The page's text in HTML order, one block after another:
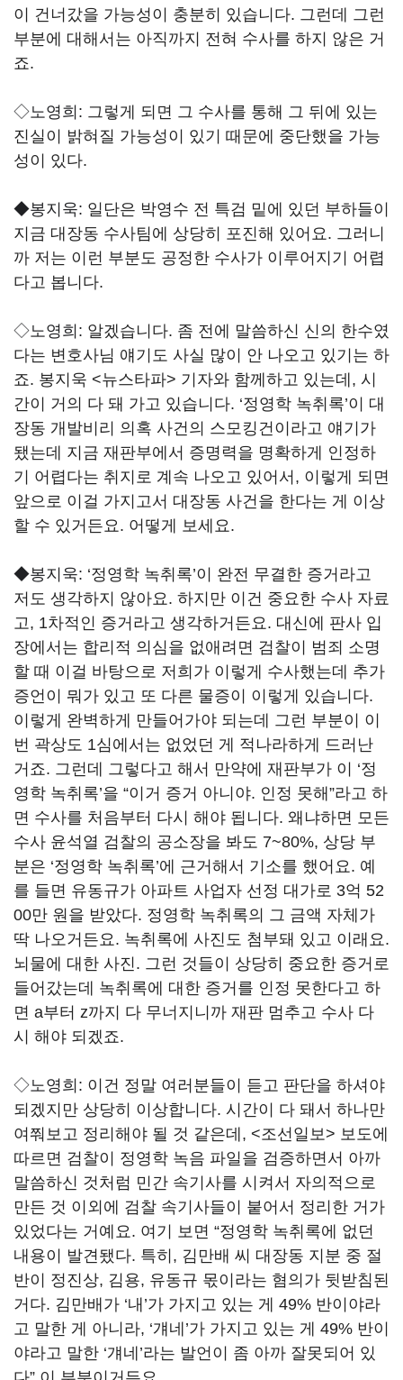
이 건너갔을 가능성이 충분히 있습니다. 그런데 그런
부분에 대해서는 아직까지 전혀 수사를 하지 않은 거
죠.
◇노영희: 그렇게 되면 그 수사를 통해 그 뒤에 있는
진실이 밝혀질 가능성이 있기 때문에 중단했을 가능
성이 있다.
◆봉지욱: 일단은 박영수 전 특검 밑에 있던 부하들이
지금 대장동 수사팀에 상당히 포진해 있어요. 그러니
까 저는 이런 부분도 공정한 수사가 이루어지기 어렵
다고 봅니다.
◇노영희: 알겠습니다. 좀 전에 말씀하신 신의 한수였
다는 변호사님 얘기도 사실 많이 안 나오고 있기는 하
죠. 봉지욱 <뉴스타파> 기자와 함께하고 있는데, 시
간이 거의 다 돼 가고 있습니다. ‘정영학 녹취록’이 대
장동 개발비리 의혹 사건의 스모킹건이라고 얘기가
됐는데 지금 재판부에서 증명력을 명확하게 인정하
기 어렵다는 취지로 계속 나오고 있어서, 이렇게 되면
앞으로 이걸 가지고서 대장동 사건을 한다는 게 이상
할 수 있거든요. 어떻게 보세요.
◆봉지욱: ‘정영학 녹취록’이 완전 무결한 증거라고
저도 생각하지 않아요. 하지만 이건 중요한 수사 자료
고, 1차적인 증거라고 생각하거든요. 대신에 판사 입
장에서는 합리적 의심을 없애려면 검찰이 범죄 소명
할 때 이걸 바탕으로 저희가 이렇게 수사했는데 추가
증언이 뭐가 있고 또 다른 물증이 이렇게 있습니다.
이렇게 완벽하게 만들어가야 되는데 그런 부분이 이
번 곽상도 1심에서는 없었던 게 적나라하게 드러난
거죠. 그런데 그렇다고 해서 만약에 재판부가 이 ‘정
영학 녹취록’을 “이거 증거 아니야. 인정 못해”라고 하
면 수사를 처음부터 다시 해야 됩니다. 왜냐하면 모든
수사 윤석열 검찰의 공소장을 봐도 7~80%, 상당 부
분은 ‘정영학 녹취록’에 근거해서 기소를 했어요. 예
를 들면 유동규가 아파트 사업자 선정 대가로 3억 52
00만 원을 받았다. 정영학 녹취록의 그 금액 자체가
딱 나오거든요. 녹취록에 사진도 첨부돼 있고 이래요.
뇌물에 대한 사진. 그런 것들이 상당히 중요한 증거로
들어갔는데 녹취록에 대한 증거를 인정 못한다고 하
면 a부터 z까지 다 무너지니까 재판 멈추고 수사 다
시 해야 되겠죠.
◇노영희: 이건 정말 여러분들이 듣고 판단을 하셔야
되겠지만 상당히 이상합니다. 시간이 다 돼서 하나만
여쭤보고 정리해야 될 것 같은데, <조선일보> 보도에
따르면 검찰이 정영학 녹음 파일을 검증하면서 아까
말씀하신 것처럼 민간 속기사를 시켜서 자의적으로
만든 것 이외에 검찰 속기사들이 붙어서 정리한 거가
있었다는 거예요. 여기 보면 “정영학 녹취록에 없던
내용이 발견됐다. 특히, 김만배 씨 대장동 지분 중 절
반이 정진상, 김용, 유동규 몫이라는 혐의가 뒷받침된
거다. 김만배가 ‘내’가 가지고 있는 게 49% 반이야라
고 말한 게 아니라, ‘걔네’가 가지고 있는 게 49% 반이
야라고 말한 ‘걔네’라는 발언이 좀 아까 잘못되어 있